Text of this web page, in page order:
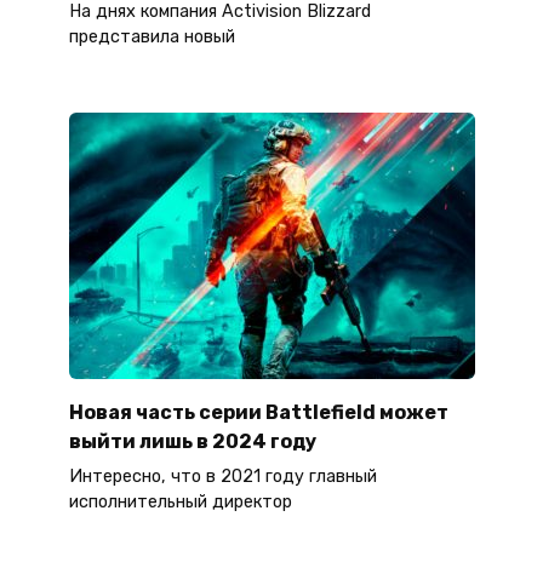
На днях компания Activision Blizzard
представила новый
Новая часть серии Battlefield может
выйти лишь в 2024 году
Интересно, что в 2021 году главный
исполнительный директор